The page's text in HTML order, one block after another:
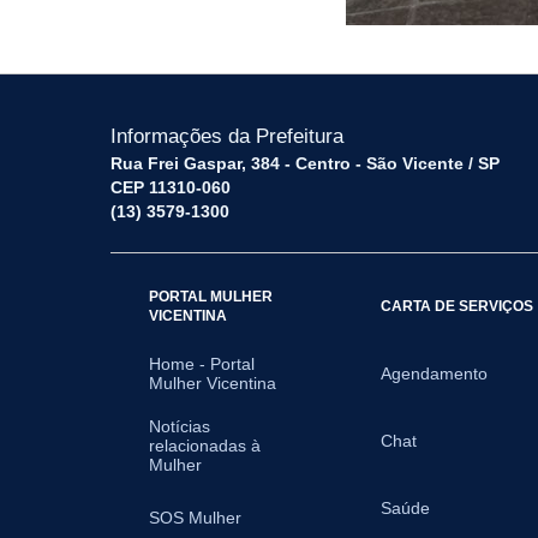
Informações da Prefeitura
Rua Frei Gaspar, 384 - Centro - São Vicente / SP
CEP 11310-060
(13) 3579-1300
PORTAL MULHER
VICENTINA
Home - Portal
Mulher Vicentina
Notícias
relacionadas à
Mulher
SOS Mulher
CARTA DE SERVIÇOS
Agendamento
Chat
Saúde